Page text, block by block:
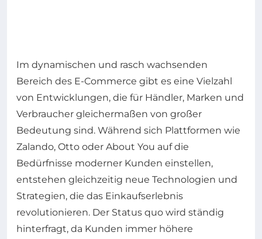
Im dynamischen und rasch wachsenden
Bereich des E-Commerce gibt es eine Vielzahl
von Entwicklungen, die für Händler, Marken und
Verbraucher gleichermaßen von großer
Bedeutung sind. Während sich Plattformen wie
Zalando, Otto oder About You auf die
Bedürfnisse moderner Kunden einstellen,
entstehen gleichzeitig neue Technologien und
Strategien, die das Einkaufserlebnis
revolutionieren. Der Status quo wird ständig
hinterfragt, da Kunden immer höhere